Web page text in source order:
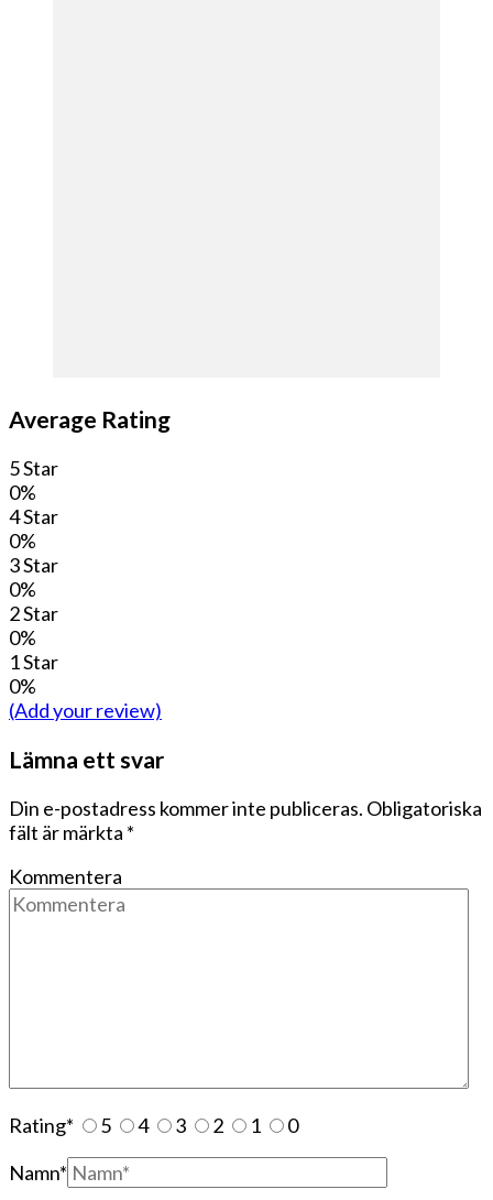
Average Rating
5 Star
0%
4 Star
0%
3 Star
0%
2 Star
0%
1 Star
0%
(Add your review)
Lämna ett svar
Din e-postadress kommer inte publiceras. Obligatoriska
fält är märkta *
Kommentera
Rating* 5 4 3 2 1
0
Namn*